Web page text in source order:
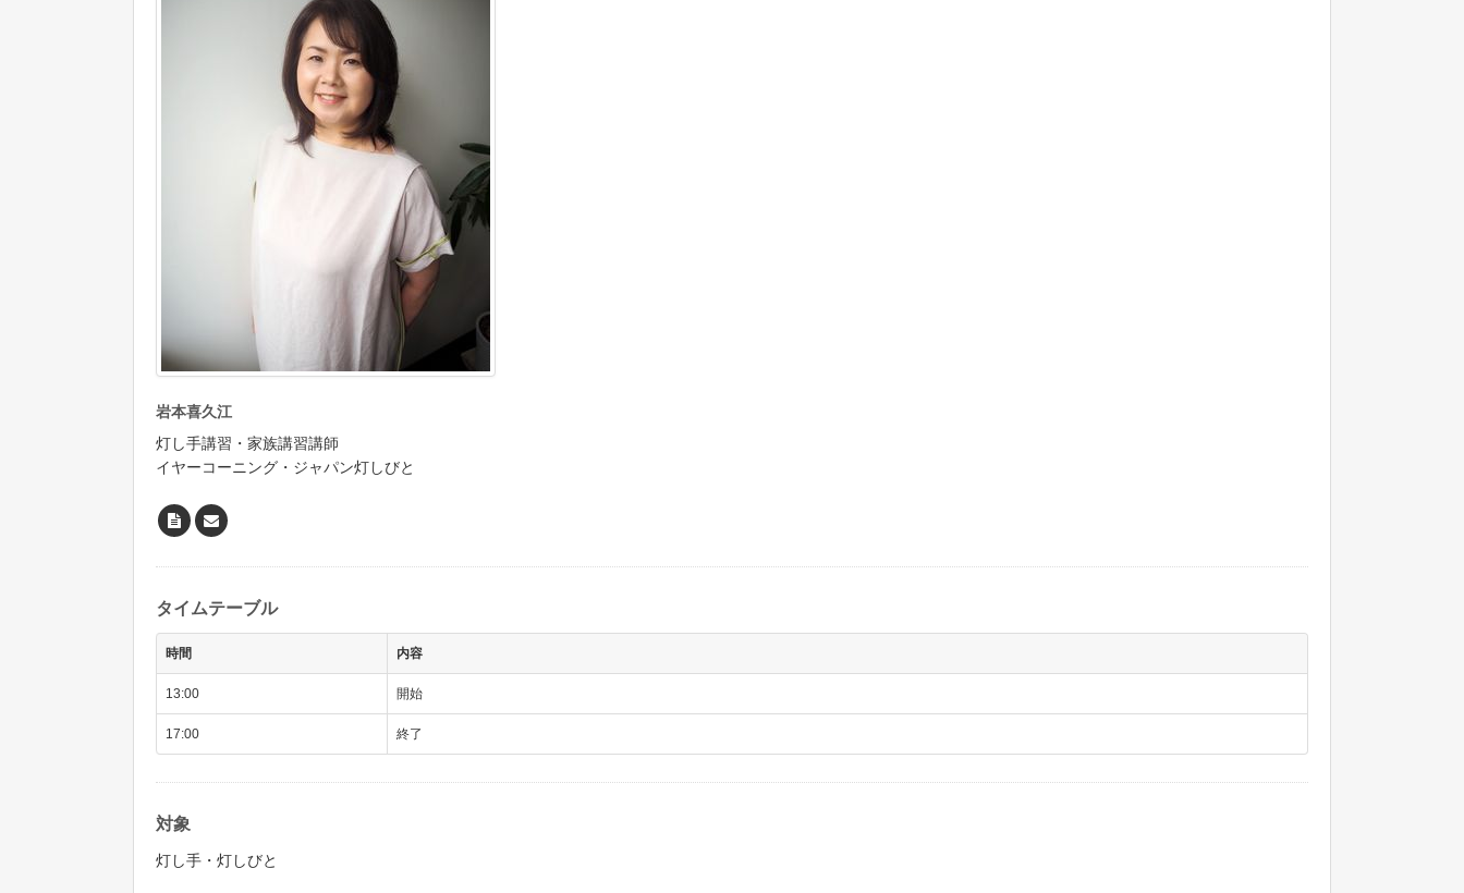
岩本喜久江
灯し手講習・家族講習講師
イヤーコーニング・ジャパン灯しびと
タイムテーブル
時間 内容
13:00 開始
17:00 終了
対象
灯し手・灯しびと